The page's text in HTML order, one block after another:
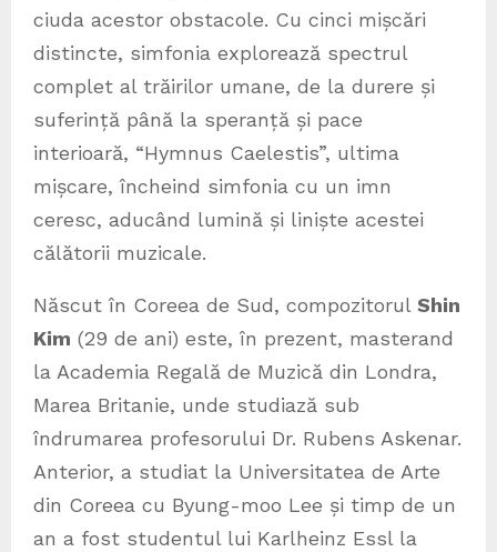
ciuda acestor obstacole. Cu cinci mișcări
distincte, simfonia explorează spectrul
complet al trăirilor umane, de la durere și
suferință până la speranță și pace
interioară, “Hymnus Caelestis”, ultima
mișcare, încheind simfonia cu un imn
ceresc, aducând lumină și liniște acestei
călătorii muzicale.
Născut în Coreea de Sud, compozitorul Shin
Kim (29 de ani) este, în prezent, masterand
la Academia Regală de Muzică din Londra,
Marea Britanie, unde studiază sub
îndrumarea profesorului Dr. Rubens Askenar.
Anterior, a studiat la Universitatea de Arte
din Coreea cu Byung-moo Lee și timp de un
an a fost studentul lui Karlheinz Essl la